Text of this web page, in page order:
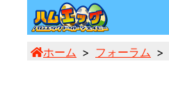
ホーム フォーラム